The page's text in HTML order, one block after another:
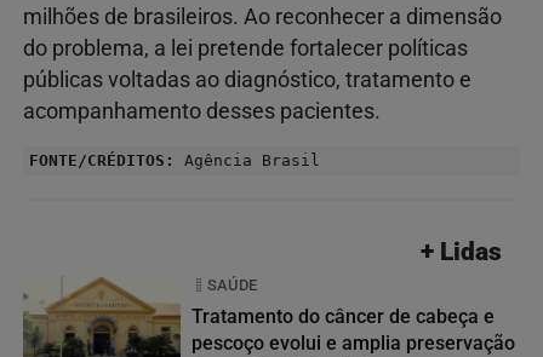
milhões de brasileiros. Ao reconhecer a dimensão
do problema, a lei pretende fortalecer políticas
públicas voltadas ao diagnóstico, tratamento e
acompanhamento desses pacientes.
FONTE/CRÉDITOS: Agência Brasil
+ Lidas
SAÚDE
Tratamento do câncer de cabeça e
pescoço evolui e amplia preservação